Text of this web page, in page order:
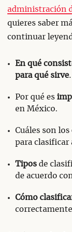
administración
quieres saber
continuar
En qué
para qué sirve.
Por qué es
en México.
Cuáles son los
para clasificar
Tipos de
de acuerdo
Cómo